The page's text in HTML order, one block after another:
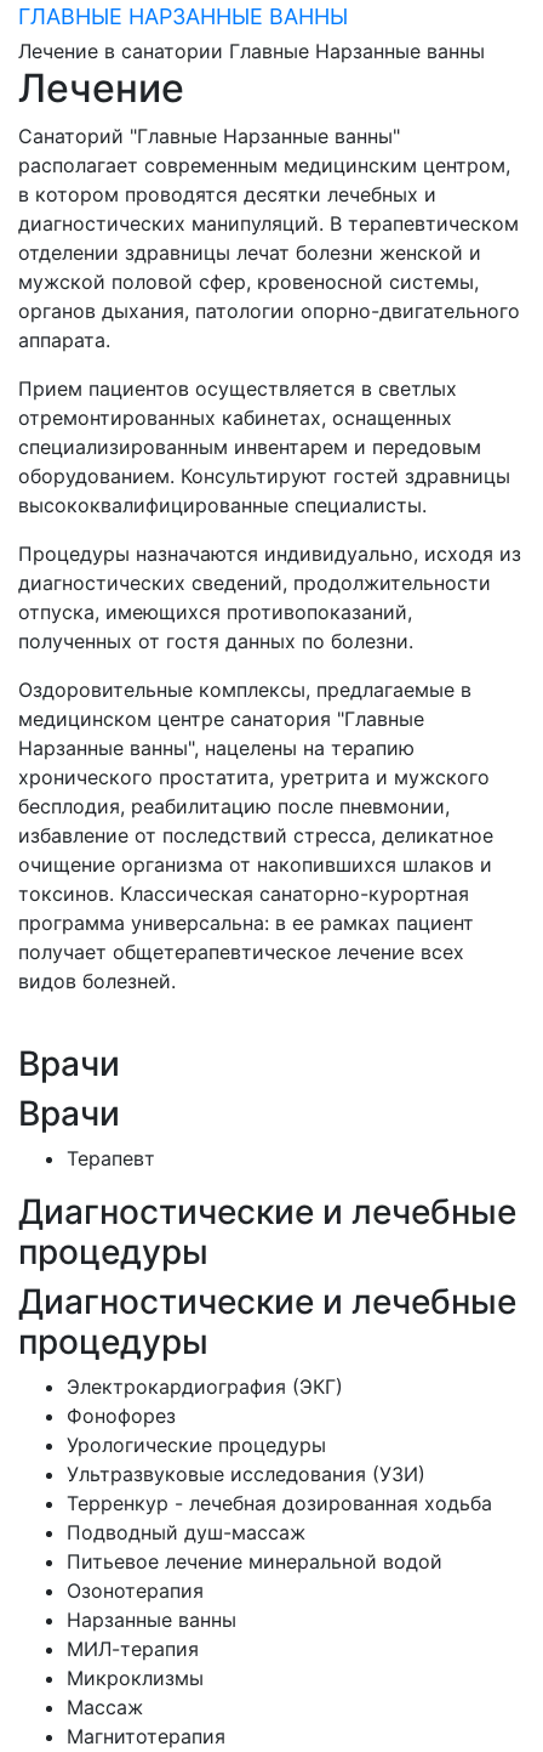
ГЛАВНЫЕ НАРЗАННЫЕ ВАННЫ
Лечение в санатории Главные Нарзанные ванны
Лечение
Санаторий "Главные Нарзанные ванны"
располагает современным медицинским центром,
в котором проводятся десятки лечебных и
диагностических манипуляций. В терапевтическом
отделении здравницы лечат болезни женской и
мужской половой сфер, кровеносной системы,
органов дыхания, патологии опорно-двигательного
аппарата.
Прием пациентов осуществляется в светлых
отремонтированных кабинетах, оснащенных
специализированным инвентарем и передовым
оборудованием. Консультируют гостей здравницы
высококвалифицированные специалисты.
Процедуры назначаются индивидуально, исходя из
диагностических сведений, продолжительности
отпуска, имеющихся противопоказаний,
полученных от гостя данных по болезни.
Оздоровительные комплексы, предлагаемые в
медицинском центре санатория "Главные
Нарзанные ванны", нацелены на терапию
хронического простатита, уретрита и мужского
бесплодия, реабилитацию после пневмонии,
избавление от последствий стресса, деликатное
очищение организма от накопившихся шлаков и
токсинов. Классическая санаторно-курортная
программа универсальна: в ее рамках пациент
получает общетерапевтическое лечение всех
видов болезней.
Врачи
Врачи
Терапевт
Диагностические и лечебные
процедуры
Диагностические и лечебные
процедуры
Электрокардиография (ЭКГ)
Фонофорез
Урологические процедуры
Ультразвуковые исследования (УЗИ)
Терренкур - лечебная дозированная ходьба
Подводный душ-массаж
Питьевое лечение минеральной водой
Озонотерапия
Нарзанные ванны
МИЛ-терапия
Микроклизмы
Массаж
Магнитотерапия